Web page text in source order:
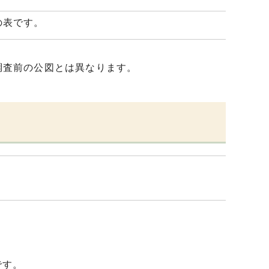
です。
前の公図とは異なります。
。